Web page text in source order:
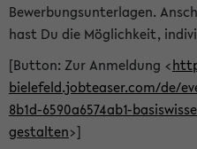
Bewerbungsunterlagen.
hast Du die Möglichkeit,
[Button: Zur Anmeldung <
bielefeld.jobteaser.com/de/
8b1d-6590a6574ab1-
gestalten>]